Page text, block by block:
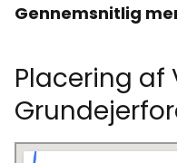
Gennemsnitlig
Placering af